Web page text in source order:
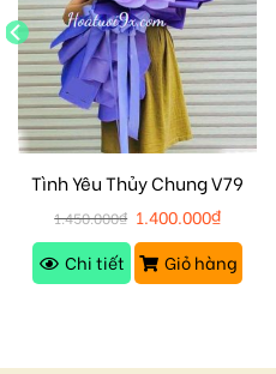
Tình Yêu Thủy Chung V79
1.450.000₫ 1.400.000₫
Chi tiết
Giỏ hàng